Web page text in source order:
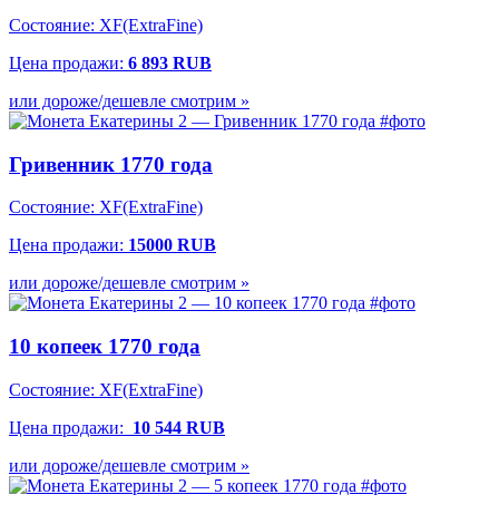
Состояние: XF(ExtraFine)
Цена продажи: 6 893 RUB
или дороже/дешевле смотрим »
Гривенник 1770 года
Состояние: XF(ExtraFine)
Цена продажи: 15000 RUB
или дороже/дешевле смотрим »
10 копеек 1770 года
Состояние: XF(ExtraFine)
Цена продажи: 10 544 RUB
или дороже/дешевле смотрим »